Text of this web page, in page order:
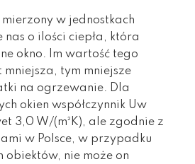
mierzony w jednostkach
nas o ilości ciepła, która
okno. Im wartość tego
mniejsza, tym mniejsze
na ogrzewanie. Dla
okien współczynnik Uw
3,0 W/(m²K), ale zgodnie z
w Polsce, w przypadku
obiektów, nie może on